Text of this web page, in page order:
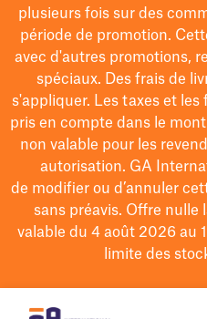
plusieurs fois sur des
période de promotion.
avec d'autres promotions,
spéciaux. Des frais de
s'appliquer. Les taxes et les
pris en compte dans le
non valable pour les
autorisation. GA
de modifierou d’annuler
sans préavis. Offre nulle
valable du 4 août 2026 au
limite des